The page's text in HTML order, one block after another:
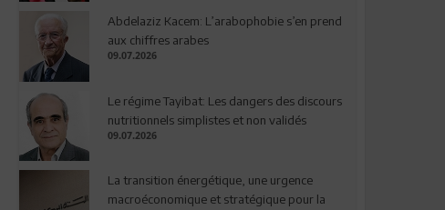
Abdelaziz Kacem: L’arabophobie s’en prend
aux chiffres arabes
09.07.2026
Le régime Tayibat: Les dangers des discours
nutritionnels simplistes et non validés
09.07.2026
La transition énergétique, une urgence
macroéconomique et stratégique pour la